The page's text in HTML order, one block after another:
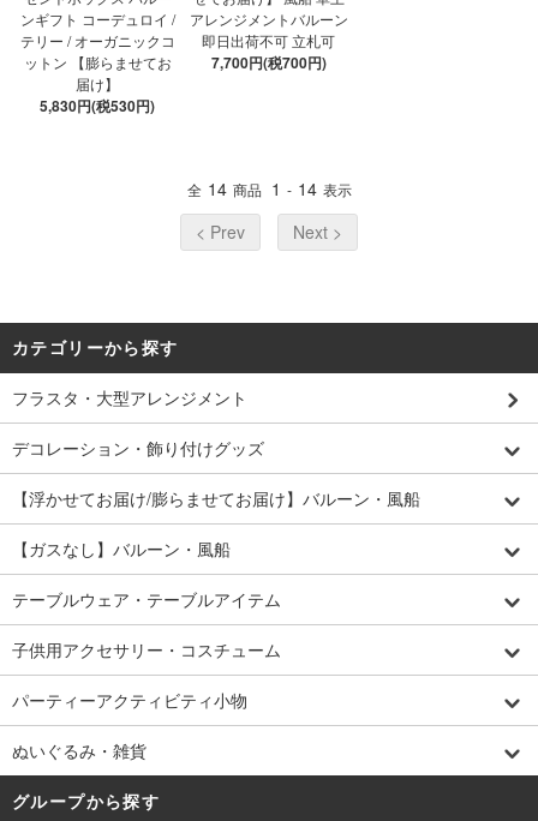
ンギフト コーデュロイ /
テリー / オーガニックコ
ットン 【膨らませてお
届け】
5,830円(税530円)
アレンジメントバルーン
即日出荷不可 立札可
7,700円(税700円)
全 14 商品 1 - 14 表示
< Prev Next >
カテゴリーから探す
フラスタ・大型アレンジメント
デコレーション・飾り付けグッズ
【浮かせてお届け/膨らませてお届け】バルーン・風船
【ガスなし】バルーン・風船
テーブルウェア・テーブルアイテム
子供用アクセサリー・コスチューム
パーティーアクティビティ小物
ぬいぐるみ・雑貨
グループから探す